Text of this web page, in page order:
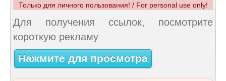
Только для личного пользования! / For personal use only!
Для получения ссылок, посмотрите
короткую рекламу
Нажмите для просмотра